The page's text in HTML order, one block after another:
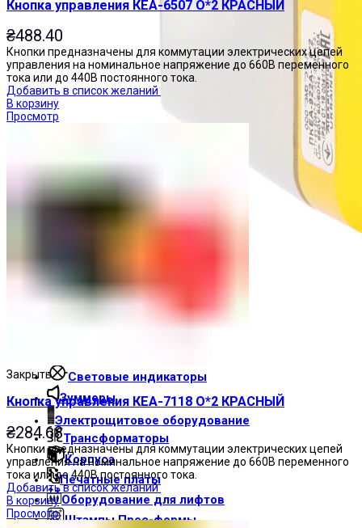
Световые индикаторы
Зуммеры
Электрощитовое оборудование
Трансформаторы
Корпуса
Печатные платы
Оборудование для лифтов
Штампы Прес-формы
Кнопка управления КЕА-6507 О*2 КРАСНЫЙ
₴488.40
Кнопки предназначены для коммутации электрических цепей
управления на номинальное напряжение до 660В переменного
тока или до 440В постоянного тока.
Добавить в список желаний
В корзину
Просмотр
Закрыть
Кнопка управления КЕА-7118 О*2 КРАСНЫЙ
₴284.68
Кнопки предназначены для коммутации электрических цепей
управления на номинальное напряжение до 660В переменного
тока или до 440В постоянного тока.
Добавить в список желаний
В корзину
Просмотр